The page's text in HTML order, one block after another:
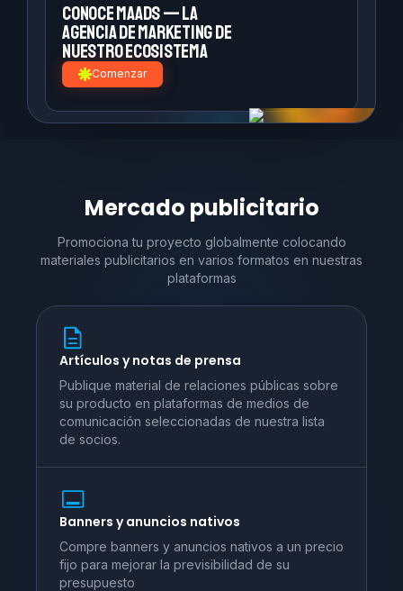
Conoce MAADS — la
agencia demarketing de
nuestro ecosistema
Comenzar
Mercado publicitario
Promociona tu proyecto globalmente colocando
materiales publicitarios en varios formatos en nuestras
plataformas
Artículos y notas de prensa
Publique material de relaciones públicas sobre
su producto en plataformas de medios de
comunicación seleccionadas de nuestra lista
de socios.
Banners y anuncios nativos
Compre banners y anuncios nativos a un precio
fijo para mejorar la previsibilidad de su
presupuesto